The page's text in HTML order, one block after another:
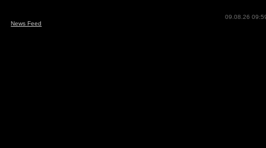
09.08.26
News Feed